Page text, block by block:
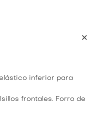
inferior para
frontales. Forro de